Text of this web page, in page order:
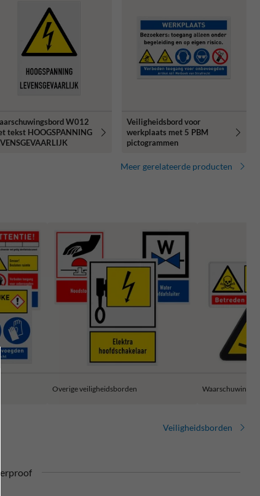
W012
tekst HOOGSPANNING
Veiligheidsbord voor
werkplaats met 5 PBM
pictogrammen
Meer gerelateerde producten
Overige veiligheidsborden
Veiligheidsborden